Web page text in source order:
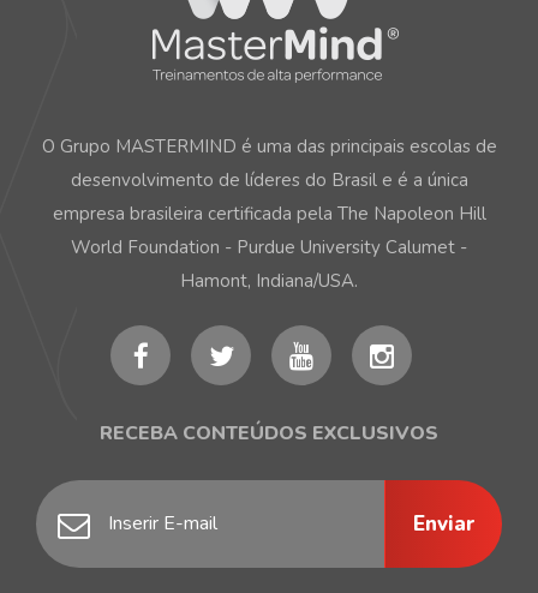
O Grupo MASTERMIND é uma das principais escolas de
desenvolvimento de líderes do Brasil e é a única
empresa brasileira certificada pela The Napoleon Hill
World Foundation - Purdue University Calumet -
Hamont, Indiana/USA.
RECEBA CONTEÚDOS EXCLUSIVOS
Enviar